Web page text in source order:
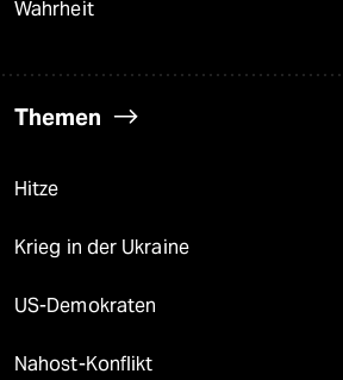
Wahrheit
Themen
Hitze
Krieg in der Ukraine
US-Demokraten
Nahost-Konflikt